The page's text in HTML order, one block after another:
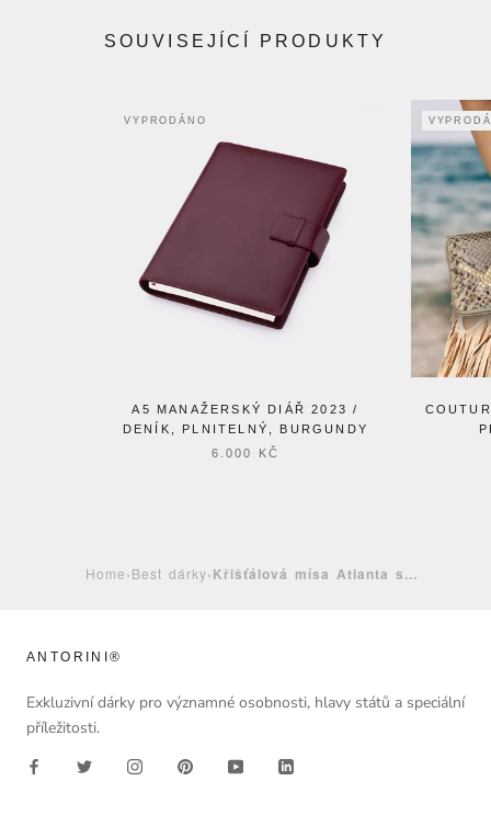
SOUVISEJÍCÍ PRODUKTY
VYPRODÁNO
A5 MANAŽERSKÝ DIÁŘ 2023 /
DENÍK, PLNITELNÝ, BURGUNDY
6.000 KČ
Home›Best dárky›Křišťálová mísa Atlanta s...
ANTORINI®
Exkluzivní dárky pro významné osobnosti, hlavy států a speciální
příležitosti.